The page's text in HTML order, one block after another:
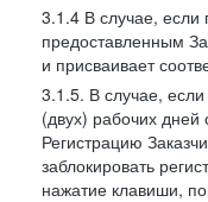
3.1.4 В случае, если
предоставленным
и присваивает
3.1.5. В случае,
(двух) рабочих
Регистрацию
заблокировать
нажатие клавиши,